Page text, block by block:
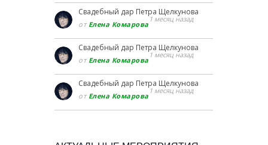
Свадебный дар Петра Щелкунова
от Елена Комарова
1 месяц назад
Свадебный дар Петра Щелкунова
от Елена Комарова
1 месяц назад
Свадебный дар Петра Щелкунова
от Елена Комарова
1 месяц назад